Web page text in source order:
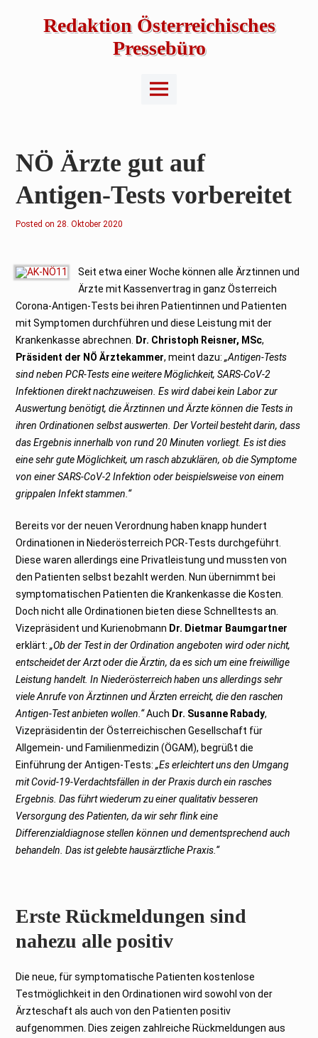
Redaktion Österreichisches
Pressebüro
Main
Menu
NÖ Ärzte gut auf
Antigen-Tests vorbereitet
Posted on2
t
o
r
0
0
28. Oktober 2020
Seit etwa einer Woche können alle Ärztinnen und
Ärzte mit Kassenvertrag in ganz Österreich
Corona-Antigen-Tests bei ihren Patientinnen und Patienten
mit Symptomen durchführen und diese Leistung mit der
Krankenkasse abrechnen.
Dr. Christoph Reisner, MSc,
Präsident der NÖ Ärztekammer, meint dazu:„Antigen-Tests
sind neben PCR-Tests eine weitere Möglichkeit, SARS-CoV-2
Infektionen direkt nachzuweisen. Es wird dabei kein Labor zur
Auswertung benötigt, die Ärztinnen und Ärzte können die Tests in
ihren Ordinationen selbst auswerten. Der Vorteil besteht darin, dass
das Ergebnis innerhalb von rund 20 Minuten vorliegt. Es ist dies
eine sehr gute Möglichkeit, um rasch abzuklären, ob die Symptome
von einer SARS-CoV-2 Infektion oder beispielsweise von einem
grippalen Infekt stammen.“
Bereits vor der neuen Verordnung haben knapp hundert
Ordinationen in Niederösterreich PCR-Tests durchgeführt.
Diese waren allerdings eine Privatleistung und mussten von
den Patienten selbst bezahlt werden. Nun übernimmt bei
symptomatischen Patienten die Krankenkasse die Kosten.
Doch nicht alle Ordinationen bieten diese Schnelltests an.
Vizepräsident und Kurienobmann Dr. Dietmar Baumgartner
erklärt:„Ob der Test in der Ordination angeboten wird oder nicht,
entscheidet der Arzt oder die Ärztin, da es sich um eine freiwillige
Leistung handelt. In Niederösterreich haben uns allerdings sehr
viele Anrufe von Ärztinnen und Ärzten erreicht, die den raschen
Antigen-Test anbieten wollen.“Auch Dr. Susanne Rabady,
Vizepräsidentin der Österreichischen Gesellschaft für
Allgemein- und Familienmedizin (ÖGAM), begrüßt die
Einführung der Antigen-Tests:„Es erleichtert uns den Umgang
mit Covid-19-Verdachtsfällen in der Praxis durch ein rasches
Ergebnis. Das führt wiederum zu einer qualitativ besseren
Versorgung des Patienten, da wir sehr flink eine
Differenzialdiagnose stellen können und dementsprechend auch
behandeln. Das ist gelebte hausärztliche Praxis.“
Erste Rückmeldungen sind
nahezu alle positiv
Die neue, für symptomatische Patienten kostenlose
Testmöglichkeit in den Ordinationen wird sowohl von der
Ärzteschaft als auch von den Patienten positiv
aufgenommen. Dies zeigen zahlreiche Rückmeldungen aus